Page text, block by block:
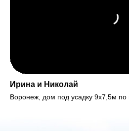
Ирина и Николай
Воронеж, дом под усадку 9х7,5м по